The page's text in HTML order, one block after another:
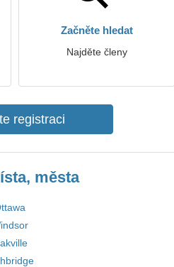
Začněte hledat
Najděte členy
registraci
města